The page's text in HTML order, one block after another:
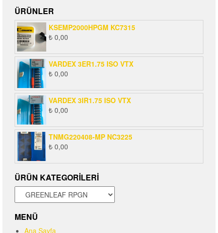
ÜRÜNLER
KSEMP2000HPGM KC7315
₺ 0,00
VARDEX 3ER1.75 ISO VTX
₺ 0,00
VARDEX 3IR1.75 ISO VTX
₺ 0,00
TNMG220408-MP NC3225
₺ 0,00
ÜRÜN KATEGORILERI
MENÜ
Ana Sayfa